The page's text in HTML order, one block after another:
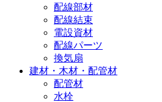
配線部材
配線結束
電設資材
配線パーツ
換気扇
建材・木材・配管材
配管材
水栓